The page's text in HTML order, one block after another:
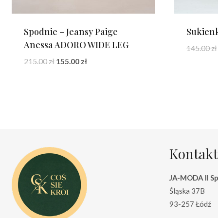
Spodnie – Jeansy Paige
Anessa ADORO WIDE LEG
215.00zł Pierwotna
155.00 złAktualna
145.00zł
Kontakt
JA-MODA II
Śląska 37B
93-257 Łódź